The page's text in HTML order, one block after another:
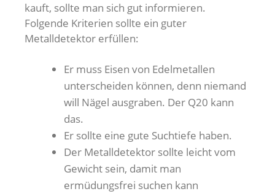
kauft, sollte man sich gut informieren.
Folgende Kriterien sollte ein guter
Metalldetektor erfüllen:
Er muss Eisen von Edelmetallen
unterscheiden können, denn niemand
will Nägel ausgraben. Der Q20 kann
das.
Er sollte eine gute Suchtiefe haben.
Der Metalldetektor sollte leicht vom
Gewicht sein, damit man
ermüdungsfrei suchen kann